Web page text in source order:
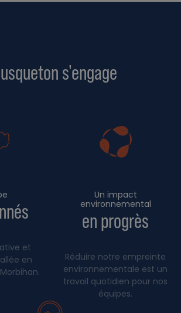
s'engage
et
en
Un impact
environnemental
en progrès
Réduire notre empreinte
environnementale est un
travail quotidien pour nos
équipes.